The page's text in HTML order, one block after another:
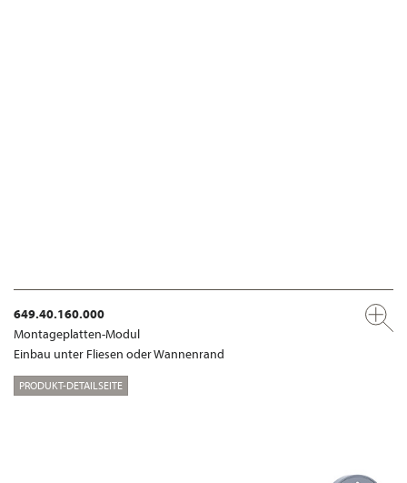
649.40.160.000
Montageplatten-Modul
Einbau unter Fliesen oder Wannenrand
PRODUKT-DETAILSEITE